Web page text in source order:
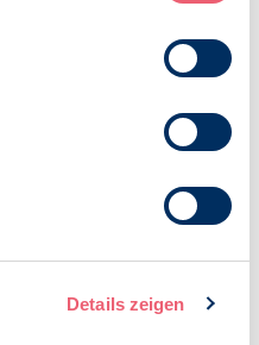
Details zeigen
des Ernstnehmens im
die Corona-Pandemie
sollten dabei